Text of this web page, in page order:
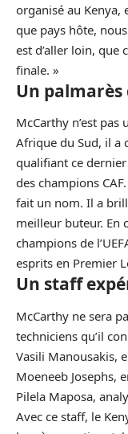
organisé au Kenya,
que pays hôte,
est d’aller loin, que
finale. »
Un
McCarthy n’est
Afrique du Sud, il a
qualifiant ce
des champions
fait un nom. Il a
meilleur buteur. En
champions de
esprits en Premier
Un staff
McCarthy ne sera
techniciens qu’il
Vasili Manousakis,
Moeneeb Josephs,
Pilela Maposa,
Avec ce staff, le